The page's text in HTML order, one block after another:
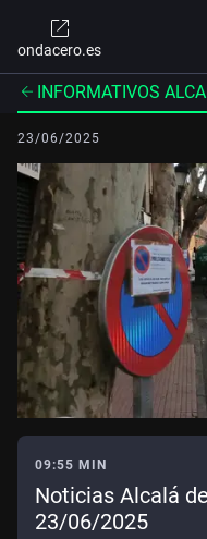
ondacero.es
INFORMATIVOS
23/06/2025
09:55 MIN
Noticias Alcalá
23/06/2025